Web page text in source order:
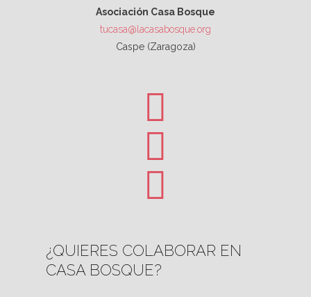
Asociación Casa Bosque
tucasa@lacasabosque.org
Caspe (Zaragoza)
¿QUIERES COLABORAR EN
CASA BOSQUE?